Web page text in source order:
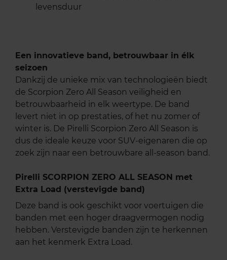
levensduur
Een innovatieve band, betrouwbaar in élk
seizoen
Dankzij de unieke mix van technologieën biedt
de Scorpion Zero All Season veiligheid en
betrouwbaarheid in elk weertype. De band
levert niet in op prestaties, of het nu zomer of
winter is. De Pirelli Scorpion Zero All Season is
dus de ideale keuze voor SUV-eigenaren die op
zoek zijn naar een betrouwbare all-season band.
Pirelli SCORPION ZERO ALL SEASON met
Extra Load (verstevigde band)
Deze band is ook geschikt voor voertuigen die
banden met een hoger draagvermogen nodig
hebben. Verstevigde banden zijn te herkennen
aan het kenmerk Extra Load.